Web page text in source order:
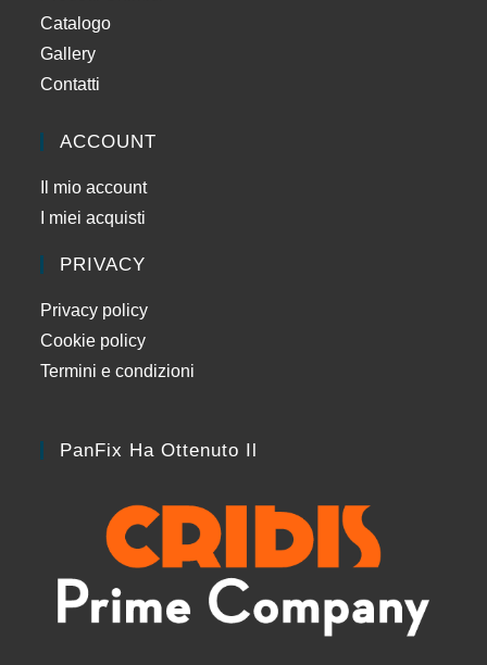
Catalogo
Gallery
Contatti
ACCOUNT
Il mio account
I miei acquisti
PRIVACY
Privacy policy
Cookie policy
Termini e condizioni
PanFix Ha Ottenuto Il